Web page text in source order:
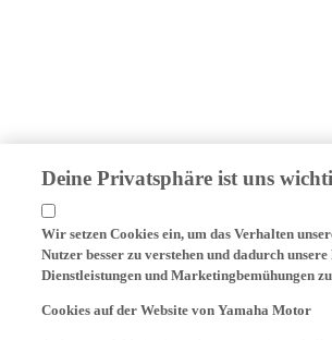
Deine Privatsphäre ist uns wichtig
Wir setzen Cookies ein, um das Verhalten
Nutzer besser zu verstehen und dadurch
Dienstleistungen und Marketingbemühungen zu